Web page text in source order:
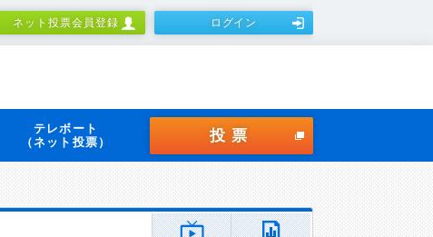
ネット投票会員登録 ログイン
テレボート
（ネット投票）
投票